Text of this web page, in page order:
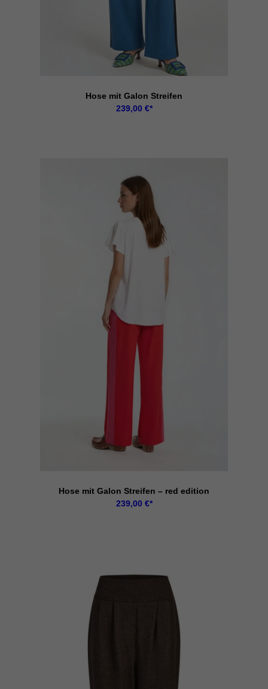
Hose mit Galon Streifen
239,00 €
Hose mit Galon Streifen – red edition
239,00 €